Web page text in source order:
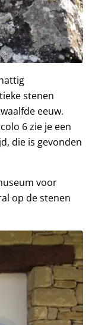
stenen
eeuw.
6 zie je een
die is gevonden
voor
op de stenen